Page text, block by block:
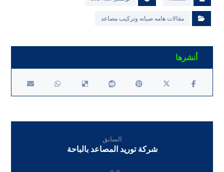
مقالات هامه صيانه وتركيب مصاعد
السابق
شركة توريد المصاعد بالباحة